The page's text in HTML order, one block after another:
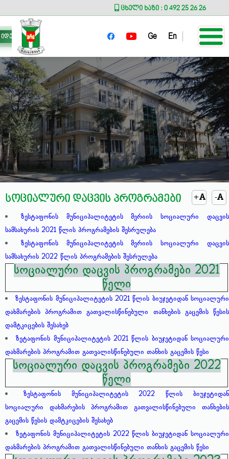
ცხელი ხაზი : 0 492 25 26 26
იდეა მერს Ge En
-
+
სოციალური დაცვის პროგრამები
ზესტაფონის მუნიციპალიტეტის მერიის სოციალური დაცვის
სამსახურის 2021 წლის პროგრამების შესრულება
ზესტაფონის მუნიციპალიტეტის მერიის სოციალური დაცვის
სამსახურის 2022 წლის პროგრამების შესრულება
სოციალური დაცვის პროგრამები 2021
წელი
ზესტაფონის მუნიციპალიტეტის 2021 წლის ბიუჯეტიდან სოციალური
დახმარების პროგრამით გათვალისწინებული თანხების გაცემის წესის
დამტკიცების შესახებ
ზეტაფონის მუნიციპალიტეტის 2021 წლის ბიუჯეტიდან სოციალური
დახმარების პროგრამით გათვალისწინებული თანხის გაცემის წესი
სოციალური დაცვის პროგრამები 2022
წელი
ზესტაფონის მუნიციპალიტეტის 2022 წლის ბიუჯეტიდან
სოციალური დახმარების პროგრამით გათვალისწინებული თანხების
გაცემის წესის დამტკიცების შესახებ
ზეტაფონის მუნიციპალიტეტის 2022 წლის ბიუჯეტიდან სოციალური
დახმარების პროგრამით გათვალისწინებული თანხის გაცემის წესი